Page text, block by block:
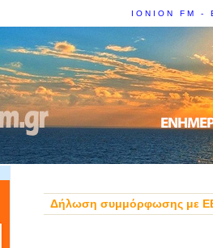
IONION FM -
Δήλωση συμμόρφωσης με